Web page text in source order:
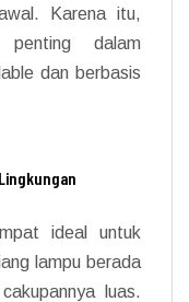
Karena itu,
penting dalam
dan berbasis
ideal untuk
lampu berada
luas.